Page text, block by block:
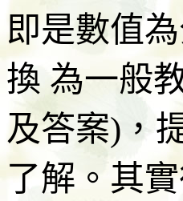
即是數值
換 為一般
及答案)，
了解。其